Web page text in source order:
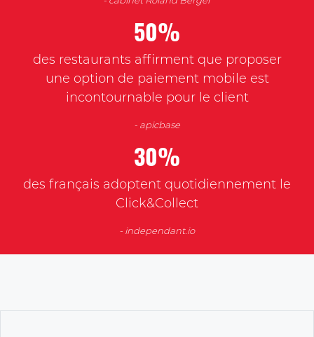
50%
des restaurants affirment que proposer
une option de paiement mobile est
incontournable pour le client
- apicbase
30%
des français adoptent quotidiennement le
Click&Collect
- independant.io